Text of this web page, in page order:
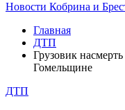
Новости Кобрина и
Главная
ДТП
Грузовик
Гомельщине
ДТП